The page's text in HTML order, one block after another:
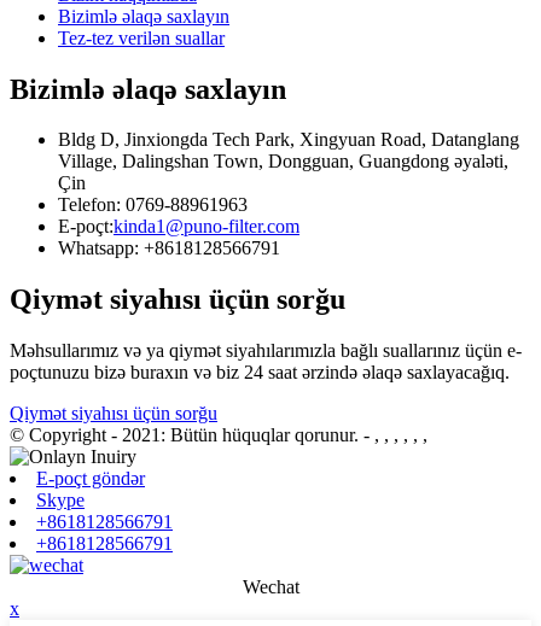
Bizimlə əlaqə saxlayın
Tez-tez verilən suallar
Bizimlə əlaqə saxlayın
Bldg D, Jinxiongda Tech Park, Xingyuan Road, Datanglang
Village, Dalingshan Town, Dongguan, Guangdong əyaləti,
Çin
Telefon: 0769-88961963
E-poçt:kinda1@puno-filter.com
Whatsapp: +8618128566791
Qiymət siyahısı üçün sorğu
Məhsullarımız və ya qiymət siyahılarımızla bağlı suallarınız üçün e-
poçtunuzu bizə buraxın və biz 24 saat ərzində əlaqə saxlayacağıq.
Qiymət siyahısı üçün sorğu
© Copyright - 2021: Bütün hüquqlar qorunur. - , , , , , ,
E-poçt göndər
Skype
+8618128566791
+8618128566791
Wechat
x